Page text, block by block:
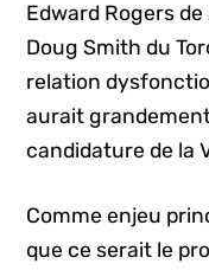
Edward Rogers de
Doug Smith du
relation
aurait
candidature de la
Comme enjeu
que ce serait le